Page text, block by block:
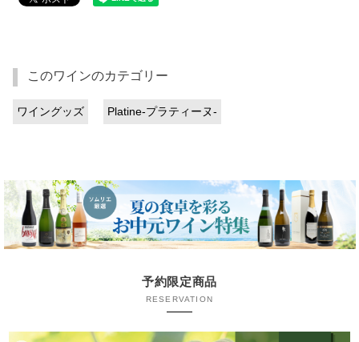
このワインのカテゴリー
ワイングッズ Platine-プラティーヌ-
予約限定商品
RESERVATION